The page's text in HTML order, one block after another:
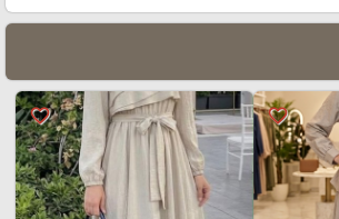
favorite_border
favorite_border